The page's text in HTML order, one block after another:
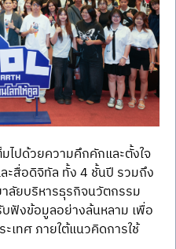
ไปด้วยความคึกคักและตั้งใจ
สื่อดิจิทัล ทั้ง 4 ชั้นปี รวมถึง
ลัยบริหารธุรกิจนวัตกรรม
บฟังข้อมูลอย่างล้นหลาม เพื่อ
เทศ ภายใต้แนวคิดการใช้